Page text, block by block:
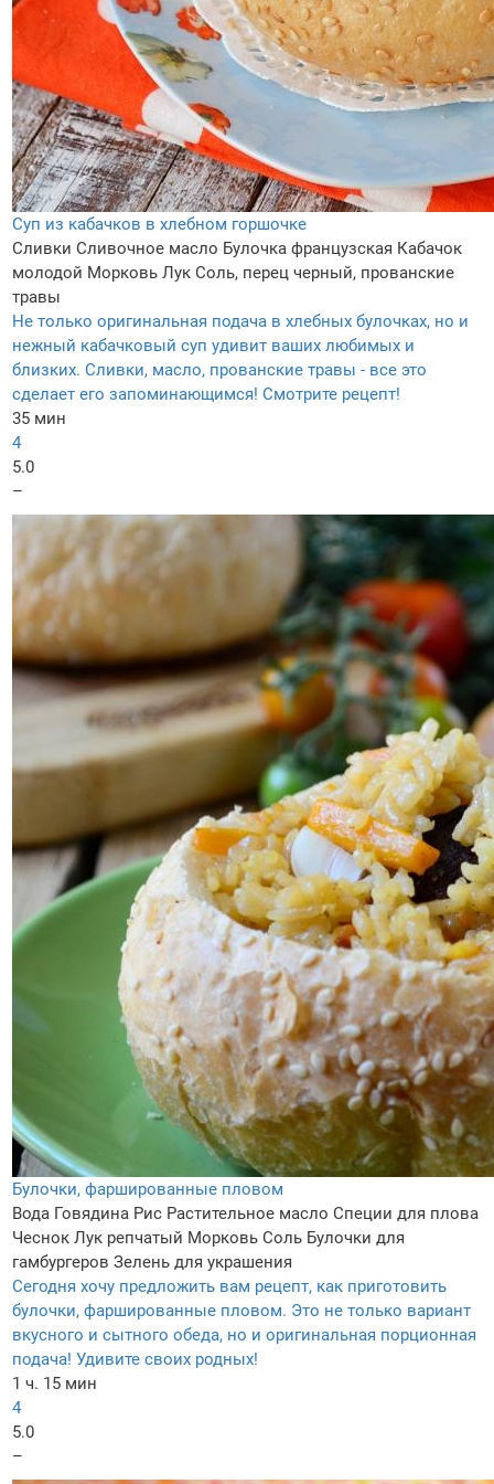
Суп из кабачков в хлебном горшочке
Сливки Сливочное масло Булочка французская Кабачок
молодой Морковь Лук Соль, перец черный, прованские
травы
Не только оригинальная подача в хлебных булочках, но и
нежный кабачковый суп удивит ваших любимых и
близких. Сливки, масло, прованские травы - все это
сделает его запоминающимся! Смотрите рецепт!
35 мин
4
5.0
–
Булочки, фаршированные пловом
Вода Говядина Рис Растительное масло Специи для плова
Чеснок Лук репчатый Морковь Соль Булочки для
гамбургеров Зелень для украшения
Сегодня хочу предложить вам рецепт, как приготовить
булочки, фаршированные пловом. Это не только вариант
вкусного и сытного обеда, но и оригинальная порционная
подача! Удивите своих родных!
1 ч. 15 мин
4
5.0
–